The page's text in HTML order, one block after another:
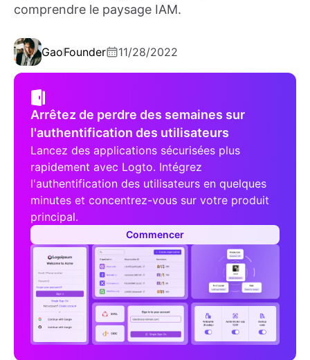
comprendre le paysage IAM.
GaoFounder 11/28/2022
Arrêtez de perdre des semaines sur
l'authentification des utilisateurs
Lancez des applications sécurisées plus
rapidement avec Logto. Intégrez
l'authentification des utilisateurs en quelques
minutes et concentrez-vous sur votre produit
principal.
Commencer